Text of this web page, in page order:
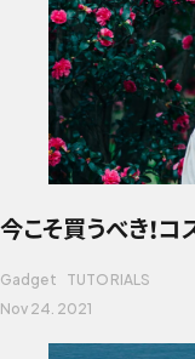
今こそ買うべき！
Gadget
TUTORIALS
Nov 24. 2021